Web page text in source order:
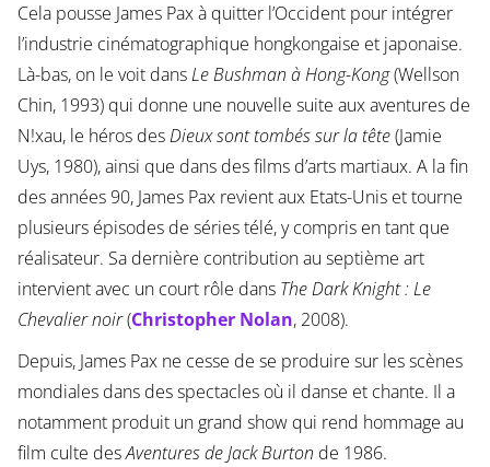
Cela pousse James Pax à quitter l’Occident pour intégrer
l’industrie cinématographique hongkongaise et japonaise.
Là-bas, on le voit dansLe Bushman à Hong-Kong(Wellson
Chin, 1993) qui donne une nouvelle suite aux aventures de
N!xau, le héros desDieux sont tombés sur la tête(Jamie
Uys, 1980), ainsi que dans des films d’arts martiaux. A la fin
des années 90, James Pax revient aux Etats-Unis et tourne
plusieurs épisodes de séries télé, y compris en tant que
réalisateur. Sa dernière contribution au septième art
intervient avec un court rôle dans The Dark Knight : Le
Chevalier noir(Christopher Nolan, 2008).
Depuis, James Pax ne cesse de se produire sur les scènes
mondiales dans des spectacles où il danse et chante. Il a
notamment produit un grand show qui rend hommage au
film culte desAventures de Jack Burton de 1986.